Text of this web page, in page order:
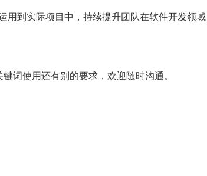
到实际项目中，持续提升团队在软件开发领域
使用还有别的要求，欢迎随时沟通。